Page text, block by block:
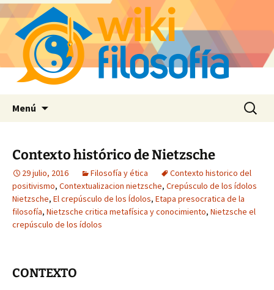
Menú Buscar:
Contexto histórico de Nietzsche
29 julio, 2016 Filosofía y ética
Contexto historico del
positivismo, Contextualizacion nietzsche, Crepúsculo de los ídolos
Nietzsche, El crepúsculo de los Ídolos, Etapa presocratica de la
filosofía, Nietzsche critica metafísica y conocimiento, Nietzsche el
crepúsculo de los ídolos
CONTEXTO